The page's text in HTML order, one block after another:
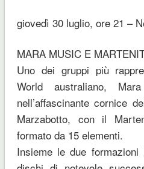
giovedì 30 luglio, ore 21 –
MARA MUSIC E
Uno dei gruppi più
World australiano,
nell’affascinante cornice
Marzabotto, con il
formato da 15 elementi.
Insieme le due